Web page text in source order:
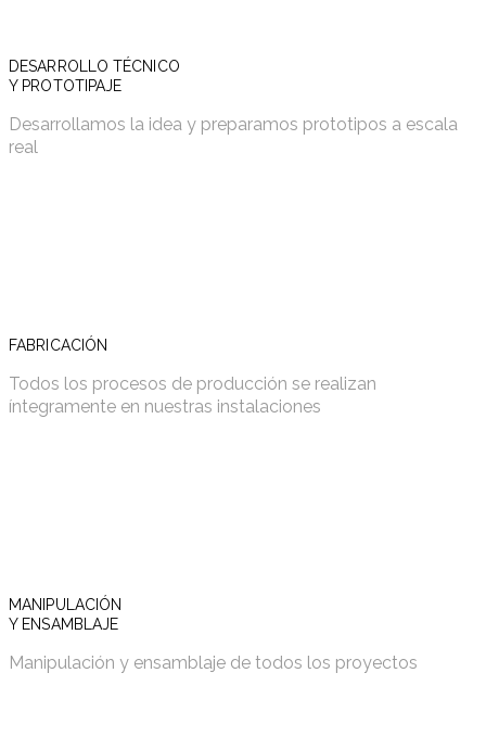
DESARROLLO TÉCNICO
Y PROTOTIPAJE
Desarrollamos la idea y preparamos prototipos a escala
real
FABRICACIÓN
Todos los procesos de producción se realizan
íntegramente en nuestras instalaciones
MANIPULACIÓN
Y ENSAMBLAJE
Manipulación y ensamblaje de todos los proyectos